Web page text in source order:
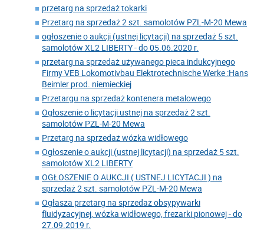
przetarg na sprzedaż tokarki
Przetarg na sprzedaż 2 szt. samolotów PZL-M-20 Mewa
ogłoszenie o aukcji (ustnej licytacji) na sprzedaż 5 szt.
samolotów XL2 LIBERTY - do 05.06.2020 r.
przetarg na sprzedaż używanego pieca indukcyjnego
Firmy VEB Lokomotivbau Elektrotechnische Werke :Hans
Beimler prod. niemieckiej
Przetargu na sprzedaż kontenera metalowego
Ogłoszenie o licytacji ustnej na sprzedaż 2 szt.
samolotów PZL-M-20 Mewa
Przetarg na sprzedaż wózka widłowego
Ogłoszenie o aukcji (ustnej licytacji) na sprzedaż 5 szt.
samolotów XL2 LIBERTY
OGŁOSZENIE O AUKCJI ( USTNEJ LICYTACJI ) na
sprzedaż 2 szt. samolotów PZL-M-20 Mewa
Ogłasza przetarg na sprzedaż obsypywarki
fluidyzacyjnej, wózka widłowego, frezarki pionowej - do
27.09.2019 r.